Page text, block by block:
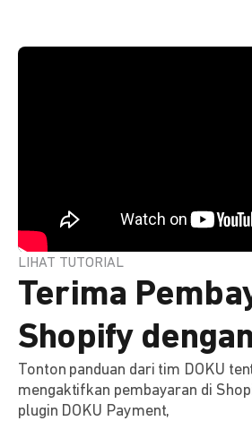
LIHAT TUTORIAL
Terima
Shopify
Tonton panduan dari tim DOKU
mengaktifkan pembayaran di
plugin DOKU Payment,